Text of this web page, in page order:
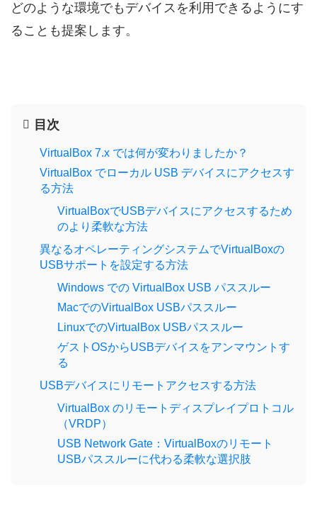
どのような環境でもデバイスを利用できるようにす
ることも提案します。
目次
VirtualBox 7.x では何が変わりましたか？
VirtualBox でローカル USB デバイスにアクセスす
る方法
VirtualBoxでUSBデバイスにアクセスするため
のより柔軟な方法
異なるオペレーティングシステムでVirtualBoxの
USBサポートを設定する方法
Windows での VirtualBox USB パススルー
MacでのVirtualBox USBパススルー
LinuxでのVirtualBox USBパススルー
ゲストOSからUSBデバイスをアンマウントす
る
USBデバイスにリモートアクセスする方法
VirtualBox のリモートディスプレイプロトコル
（VRDP）
USB Network Gate：VirtualBoxのリモート
USBパススルーに代わる柔軟な選択肢